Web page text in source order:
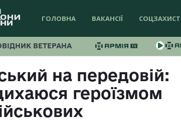
ГОЛОВНА ВАКАНСІЇ СОЦЗАХИСТ
ВЕТЕРАНА
на передовій:
героїзмом